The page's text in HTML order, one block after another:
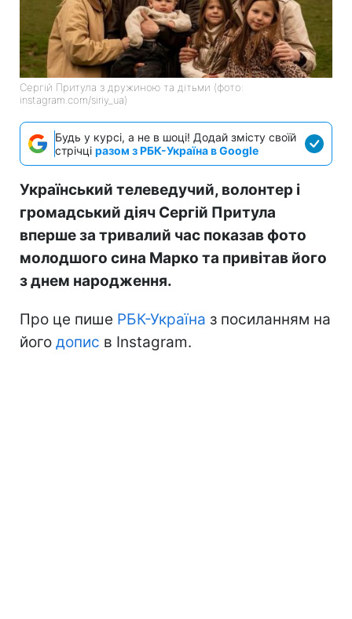
Сергій Притула з дружиною та дітьми (фото:
instagram.com/siriy_ua)
Будь у курсі, а не в шоці! Додай змісту своїй
стрічці разом з РБК-Україна в Google
Український телеведучий, волонтер і
громадський діяч Сергій Притула
вперше за тривалий час показав фото
молодшого сина Марко та привітав його
з днем народження.
Про це пише РБК-Україна з посиланням на
його допис в Instagram.